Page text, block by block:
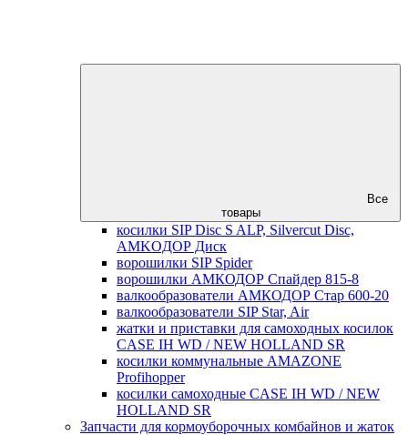
Все
товары
косилки SIP Disc S ALP, Silvercut Disc,
AMKOДОР Диск
ворошилки SIP Spider
ворошилки АМКОДОР Спайдер 815-8
валкообразователи АМКОДОР Стар 600-20
валкообразователи SIP Star, Air
жатки и приставки для самоходных косилок
CASE IH WD / NEW HOLLAND SR
косилки коммунальные AMAZONE
Profihopper
косилки самоходные CASE IH WD / NEW
HOLLAND SR
Запчасти для кормоуборочных комбайнов и жаток